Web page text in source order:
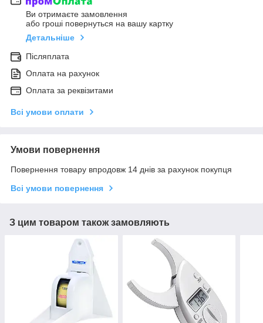
Ви отримаєте замовлення
або гроші повернуться на вашу картку
Детальніше
Післяплата
Оплата на рахунок
Оплата за реквізитами
Всі умови оплати
Умови повернення
Повернення товару впродовж 14 днів за рахунок покупця
Всі умови повернення
З цим товаром також замовляють